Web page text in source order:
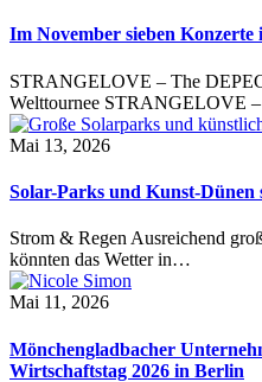
Im November sieben Konzerte
STRANGELOVE – The
Welttournee STRANGELOVE
Mai 13, 2026
Solar-Parks und Kunst-Dünen
Strom & Regen Ausreichend
könnten das Wetter in…
Mai 11, 2026
Mönchengladbacher
Wirtschaftstag 2026 in Berlin